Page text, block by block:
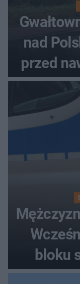
nad
przed
bloku